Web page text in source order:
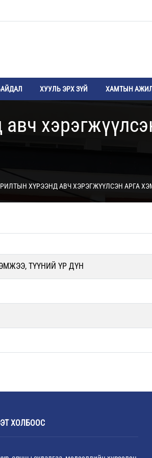
ХУУЛЬ ЭРХ ЗҮЙ ХАМТЫН
ХҮРЭЭНД АВЧ ХЭРЭГЖҮҮЛСЭН АРГА
ТҮҮНИЙ ҮР ДҮН
ХОЛБООС